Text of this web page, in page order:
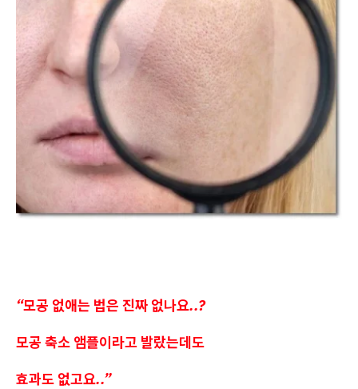
“모공 없애는 법은 진짜 없나요..?
모공 축소 앰플이라고 발랐는데도
효과도 없고요..”